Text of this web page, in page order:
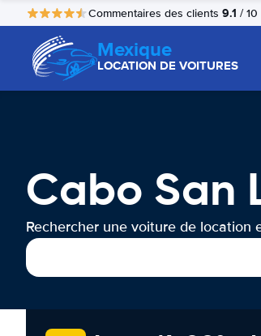
Commentaires des clients 9.1 / 10
Mexique
LOCATION DE VOITURES
Cabo San
Rechercher une voiture de location